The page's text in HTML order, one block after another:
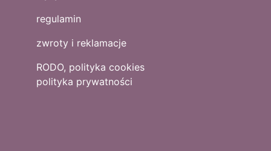
regulamin
zwroty i reklamacje
RODO, polityka cookies
polityka prywatności